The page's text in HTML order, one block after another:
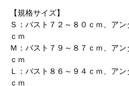
【規格サイズ】
Ｓ：バスト７２～８０ｃｍ、ア
ｃｍ
Ｍ：バスト７９～８７ｃｍ、アン
ｃｍ
Ｌ：バスト８６～９４ｃｍ、ア
ｃｍ